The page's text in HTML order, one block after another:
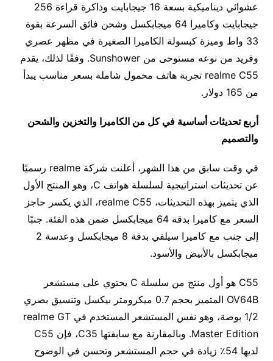
عشوائي ديناميكية بسعة 16 جيجابايت وذاكرة قراءة 256
جيجابايت وكاميرا 64 ميجابكسل وشحن فائق السرعة بقوة
33 واط وميزة كبسولة الكاميرا الصغيرة في مظهر عصري
وفريد من نوعه مستوحى من Sunshower. وفقًا لذلك، يقدم
realme C55 تجربة هاتف محمول شاملة بسعر مناسب يبدأ
من 165 دولار.
أربع تحديثات أساسية في كل من الكاميرا والتخزين والشحن
والتصميم
في وقت سابق من هذا الشهر، أعلنت شركة realme رسميًا
عن تحديثات استراتيجية لسلسلة هواتف C، وهو المنتج الأول
الذي يتميز بهذه التحديثات، realme C55، الذي يكسر حاجز
السعر مع كاميرا بدقة 64 ميجابكسل ضمن هذه الفئة. جنبًا
إلى جنب مع كاميرا سيلفي بدقة 8 ميجابكسل وعدسة 2
ميجابكسل بالأبيض والأسود.
C55 هو أول منتج من سلسلة C يحتوي على مستشعر
OV64B المتميز بحجم 0.7 ميكرومتر بيكسل وتنسيق بصري
1/2 بوصة، وهو نفس المستشعر المستخدم في realme GT
Master Edition. وبالمقارنة مع سابقتها C35، فإن C55
لديها 54٪ زيادة في حجم المستشعر وتحسن في الوضوح